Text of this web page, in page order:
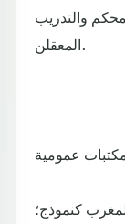
والتدريب
المعقلن.
كنموذج؛